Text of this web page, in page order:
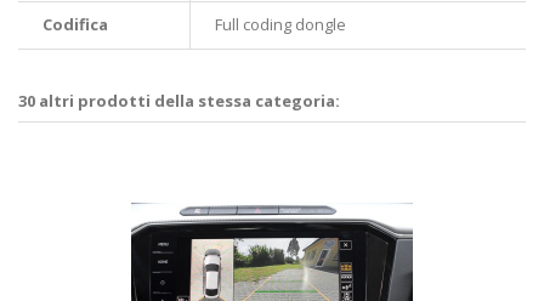
Codifica Full coding dongle
30 altri prodotti della stessa categoria: